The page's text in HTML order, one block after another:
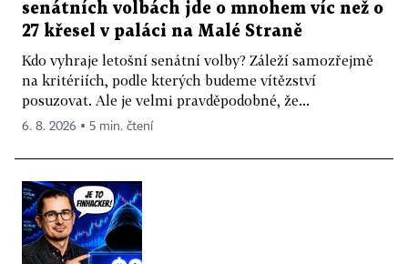
senátních volbách jde o mnohem víc než o
27 křesel v paláci na Malé Straně
Kdo vyhraje letošní senátní volby? Záleží samozřejmě
na kritériích, podle kterých budeme vítězství
posuzovat. Ale je velmi pravděpodobné, že...
6. 8. 2026 ▪ 5 min. čtení